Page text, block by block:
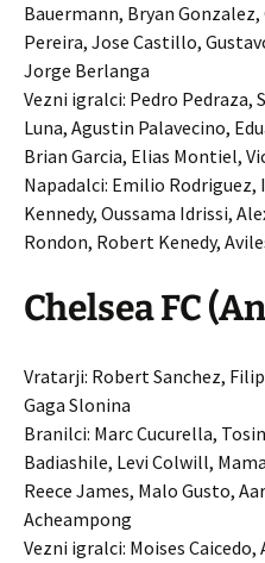
Bauermann, Bryan Gonzalez,
Pereira, Jose Castillo,
Jorge Berlanga
Vezni igralci: Pedro
Luna, Agustin Palavecino,
Brian Garcia, Elias Montiel,
Napadalci: Emilio
Kennedy, Oussama Idrissi,
Rondon, Robert Kenedy,
Chelsea FC
Vratarji: Robert Sanchez,
Gaga Slonina
Branilci: Marc Cucurella,
Badiashile, Levi Colwill,
Reece James, Malo Gusto,
Acheampong
Vezni igralci: Moises